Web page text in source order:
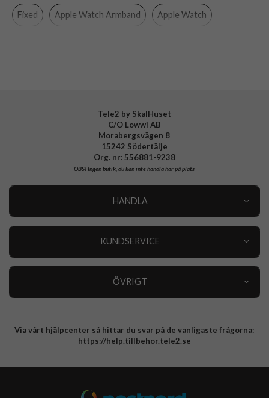
Egenskaper Vattentålig
Fixed Apple Watch Armband Apple Watch
Tele2 by SkalHuset
C/O Lowwi AB
Morabergsvägen 8
15242 Södertälje
Org. nr: 556881-9238
OBS!Ingen butik, du kan inte handla här på plats
HANDLA
KUNDSERVICE
ÖVRIGT
Integritetspolicy
Via vårt hjälpcenter så hittar du svar på de vanligaste frågorna:
https://help.tillbehor.tele2.se